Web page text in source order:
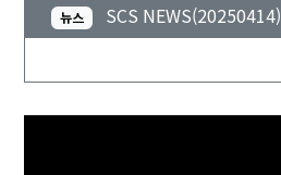
뉴스 SCS NEWS(20250414)